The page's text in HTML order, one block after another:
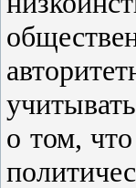
о том,